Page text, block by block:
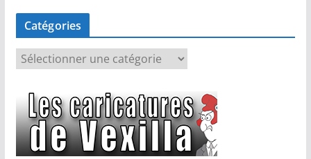
Catégories
é
g
o